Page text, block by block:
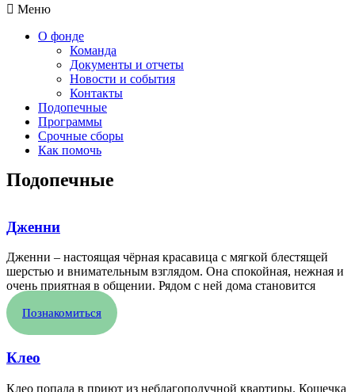
Меню
О фонде
Команда
Документы и отчеты
Новости и события
Контакты
Подопечные
Программы
Срочные сборы
Как помочь
Подопечные
Дженни
Дженни – настоящая чёрная красавица с мягкой блестящей
шерстью и внимательным взглядом. Она спокойная, нежная и
очень приятная в общении. Рядом с ней дома становится
Познакомиться
Клео
Клео попала в приют из неблагополучной квартиры. Кошечка